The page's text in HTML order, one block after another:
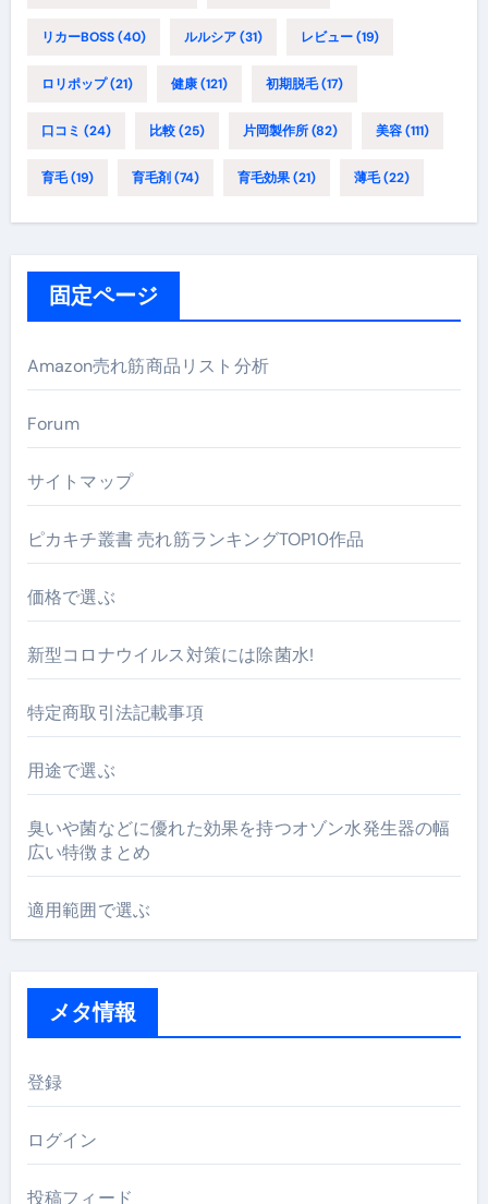
リカーBOSS(40) ルルシア(31) レビュー(19)
ロリポップ(21) 健康(121) 初期脱毛(17)
口コミ (24) 比較(25) 片岡製作所(82) 美容(111)
育毛(19) 育毛剤 (74) 育毛効果(21) 薄毛(22)
固定ページ
Amazon売れ筋商品リスト分析
Forum
サイトマップ
ピカキチ叢書 売れ筋ランキングTOP10作品
価格で選ぶ
新型コロナウイルス対策には除菌水!
特定商取引法記載事項
用途で選ぶ
臭いや菌などに優れた効果を持つオゾン水発生器の幅
広い特徴まとめ
適用範囲で選ぶ
メタ情報
登録
ログイン
投稿フィード